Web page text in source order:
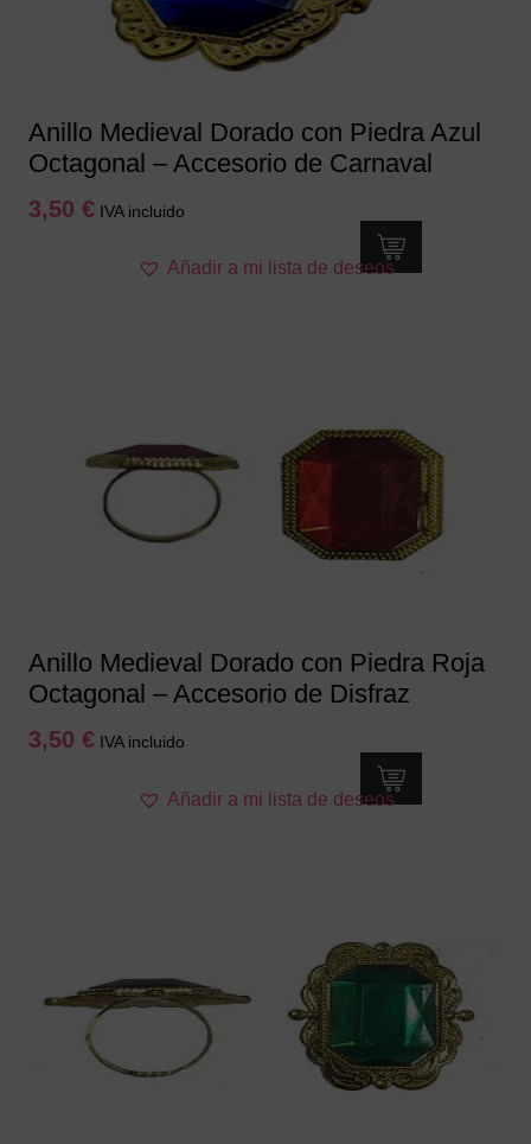
Anillo Medieval Dorado con Piedra Azul
Octagonal – Accesorio de Carnaval
3,50 € IVA incluido
Añadir a mi lista de deseos
Anillo Medieval Dorado con Piedra Roja
Octagonal – Accesorio de Disfraz
3,50 € IVA incluido
Añadir a mi lista de deseos